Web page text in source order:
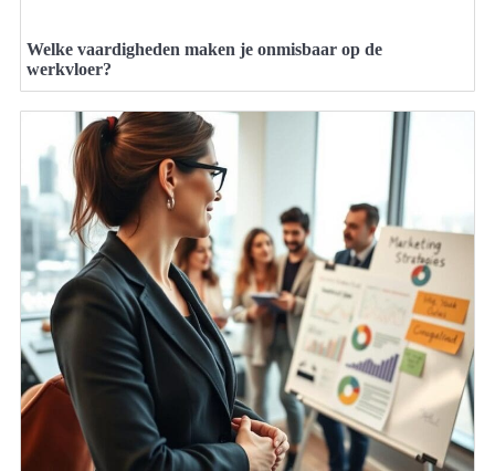
Welke vaardigheden maken je onmisbaar op de
werkvloer?